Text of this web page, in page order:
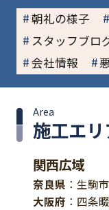
朝礼の様子
スタッフブロ
会社情報
施工エ
Area
関西広域
奈良県 ：生駒
大阪府 ：四条